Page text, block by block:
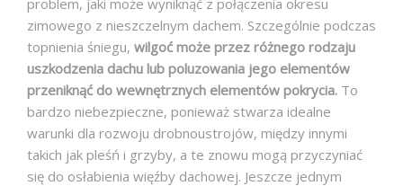
zimowego z nieszczelnym dachem. Szczególnie podczas
topnienia śniegu, wilgoć może przez różnego rodzaju
uszkodzenia dachu lub poluzowania jego elementów
przeniknąć do wewnętrznych elementów pokrycia. To
bardzo niebezpieczne, ponieważ stwarza idealne
warunki dla rozwoju drobnoustrojów, między innymi
takich jak pleśń i grzyby, a te znowu mogą przyczyniać
się do osłabienia więźby dachowej. Jeszcze jednym